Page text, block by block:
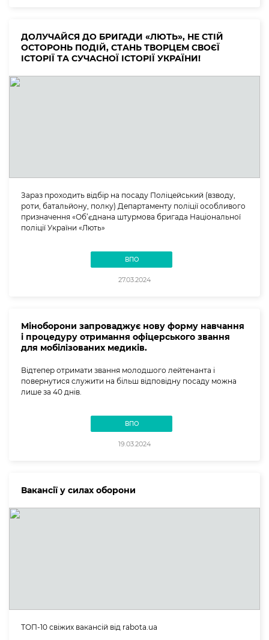
ДОЛУЧАЙСЯ ДО БРИГАДИ «ЛЮТЬ», НЕ СТІЙ
ОСТОРОНЬ ПОДІЙ, СТАНЬ ТВОРЦЕМ СВОЄЇ
ІСТОРІЇ ТА СУЧАСНОЇ ІСТОРІЇ УКРАЇНИ!
Зараз проходить відбір на посаду Поліцейський (взводу,
роти, батальйону, полку) Департаменту поліції особливого
призначення «Об’єднана штурмова бригада Національної
поліції України «Лють»
ВПО
27.03.2024
Міноборони запроваджує нову форму навчання
і процедуру отримання офіцерського звання
для мобілізованих медиків.
Відтепер отримати звання молодшого лейтенанта і
повернутися служити на більш відповідну посаду можна
лише за 40 днів.
ВПО
19.03.2024
Вакансії у силах оборони
ТОП-10 свіжих вакансій від rabota.ua